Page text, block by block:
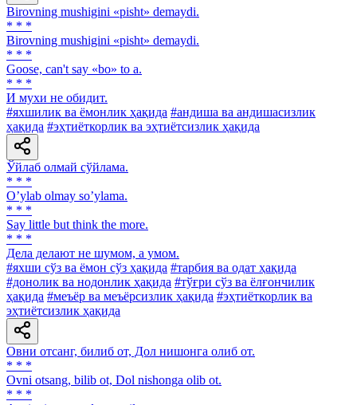
Birovning mushigini «pisht» demaydi.
* * *
Birovning mushigini «pisht» demaydi.
* * *
Goose, can't say «bo» to a.
* * *
И мухи не обидит.
#яхшилик ва ёмонлик ҳақида #андиша ва андишасизлик
ҳақида #эҳтиёткорлик ва эҳтиётсизлик ҳақида
Ўйлаб олмай сўйлама.
* * *
Oʼylab olmay soʼylama.
* * *
Say little but think the more.
* * *
Дела делают не шумом, а умом.
#яхши сўз ва ёмон сўз ҳақида #тарбия ва одат ҳақида
#донолик ва нодонлик ҳақида #тўғри сўз ва ёлғончилик
ҳақида #меъёр ва меъёрсизлик ҳақида #эҳтиёткорлик ва
эҳтиётсизлик ҳақида
Овни отсанг, билиб от, Дол нишонга олиб от.
* * *
Ovni otsang, bilib ot, Dol nishonga olib ot.
* * *